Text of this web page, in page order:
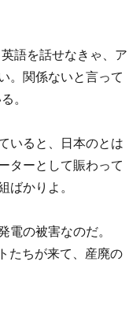
語を話せなきゃ、ア
。関係ないと言って
。
いると、日本のとは
ターとして賑わって
かりよ。
の被害なのだ。
たちが来て、産廃の